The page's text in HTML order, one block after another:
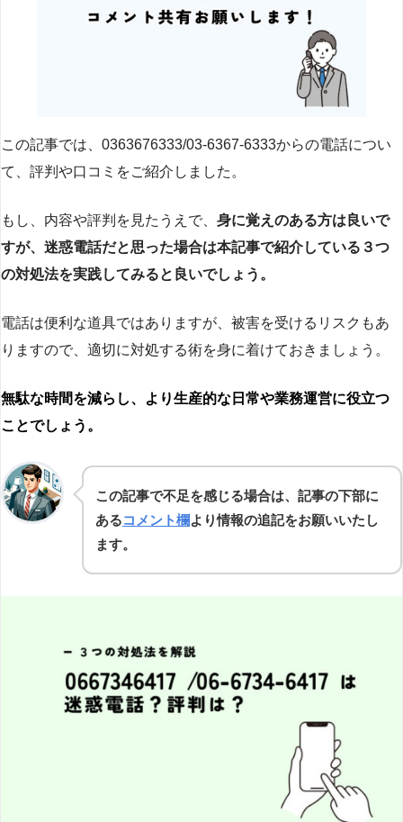
この記事では、0363676333/03-6367-6333からの電話につい
て、評判や口コミをご紹介しました。
もし、内容や評判を見たうえで、 身に覚えのある方は良いで
すが、迷惑電話だと思った場合は本記事で紹介している３つ
の対処法を実践してみると良いでしょう。
電話は便利な道具ではありますが、被害を受けるリスクもあ
りますので、適切に対処する術を身に着けておきましょう。
無駄な時間を減らし、より生産的な日常や業務運営に役立つ
ことでしょう。
この記事で不足を感じる場合は、記事の下部に
あるコメント欄より情報の追記をお願いいたし
ます。